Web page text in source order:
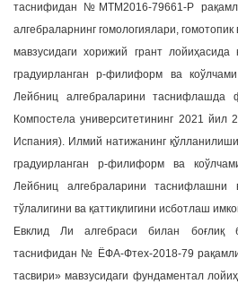
таснифидан №MTM2016-79661-P
алгебраларнинг гомологиялари,
мавзусидаги хорижий грант
градуирланган p-филиформ ва
Лейбниц алгебраларини таснифлашда
Компостела университетининг 2021 йил
Испания). Илмий натижанинг
градуирланган p-филиформ ва
Лейбниц алгебраларини таснифлашни
тўлалигини ва қаттиқлигини исботлаш
Евклид Ли алгебраси билан боғлиқ
таснифидан № ЁФА-Фтех-2018-79
тасвири» мавзусидаги фундаментал